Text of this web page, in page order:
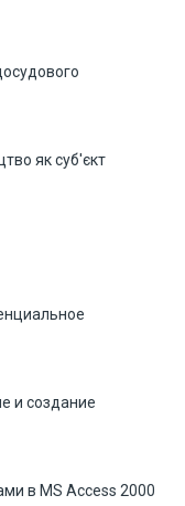
як суб'єкт
и создание
в MS Access 2000